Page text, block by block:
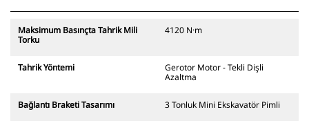
Maksimum Basınçta Tahrik Mili
Torku
4120 N·m
Tahrik Yöntemi
Gerotor Motor - Tekli Dişli
Azaltma
Bağlantı Braketi Tasarımı 3 Tonluk Mini Ekskavatör Pimli